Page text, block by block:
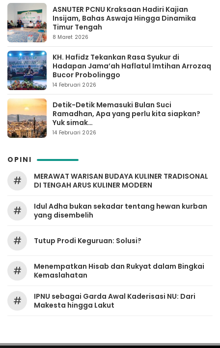
ASNUTER PCNU Kraksaan Hadiri Kajian
Insijam, Bahas Aswaja Hingga Dinamika
Timur Tengah
8 Maret 2026
KH. Hafidz Tekankan Rasa Syukur di
Hadapan Jama’ah Haflatul Imtihan Arrozaq
Bucor Probolinggo
14 Februari 2026
Detik-Detik Memasuki Bulan Suci
Ramadhan, Apa yang perlu kita siapkan?
Yuk simak…
14 Februari 2026
OPINI
#
MERAWAT WARISAN BUDAYA KULINER TRADISONAL
DI TENGAH ARUS KULINER MODERN
#
Idul Adha bukan sekadar tentang hewan kurban
yang disembelih
# Tutup Prodi Keguruan: Solusi?
#
Menempatkan Hisab dan Rukyat dalam Bingkai
Kemaslahatan
#
IPNU sebagai Garda Awal Kaderisasi NU: Dari
Makesta hingga Lakut